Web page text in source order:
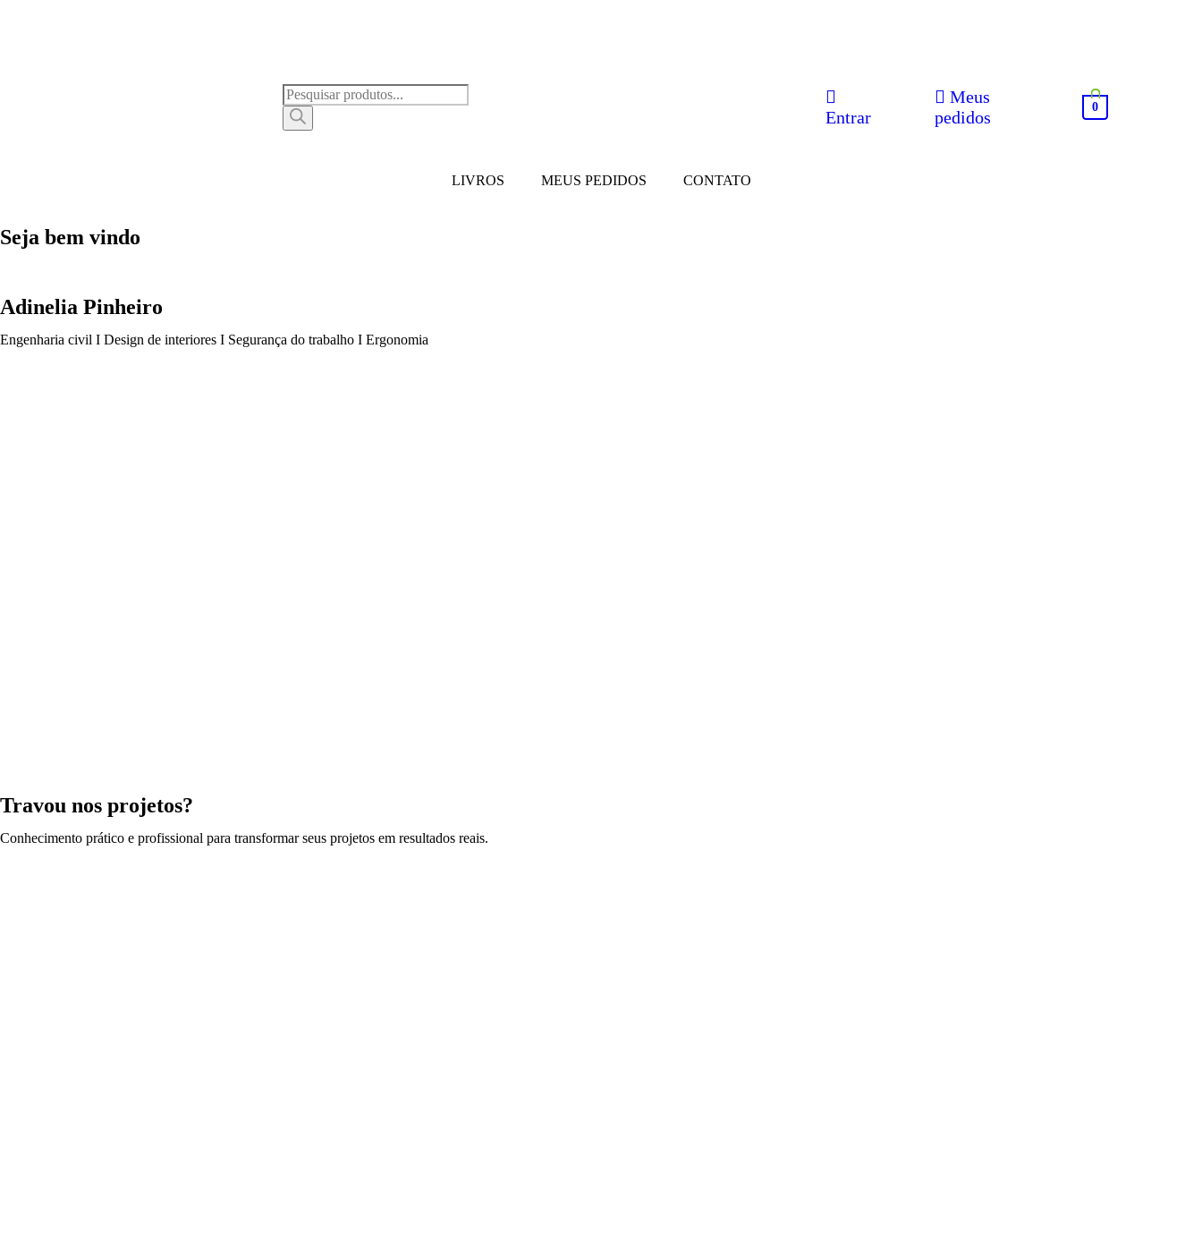
Entrar
Meus
pedidos
0
LIVROS MEUS PEDIDOS CONTATO
Seja bem vindo
Adinelia Pinheiro
Engenharia civil I Design de interiores I Segurança do trabalho I Ergonomia
Travou nos projetos?
Conhecimento prático e profissional para transformar seus projetos em resultados reais.